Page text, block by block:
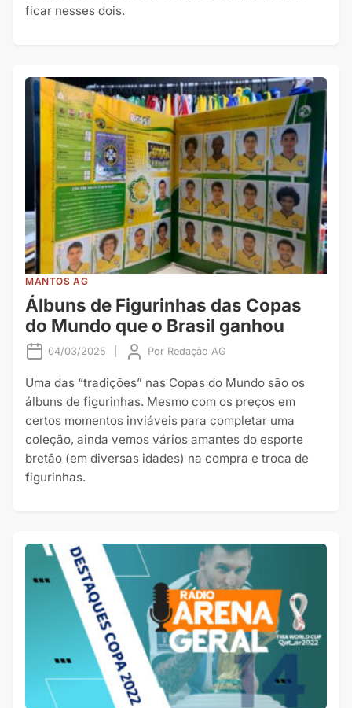
ficar nesses dois.
MANTOS AG
Álbuns de Figurinhas das Copas
do Mundo que o Brasil ganhou
04/03/2025 Por Redação AG
Uma das “tradições” nas Copas do Mundo são os
álbuns de figurinhas. Mesmo com os preços em
certos momentos inviáveis para completar uma
coleção, ainda vemos vários amantes do esporte
bretão (em diversas idades) na compra e troca de
figurinhas.